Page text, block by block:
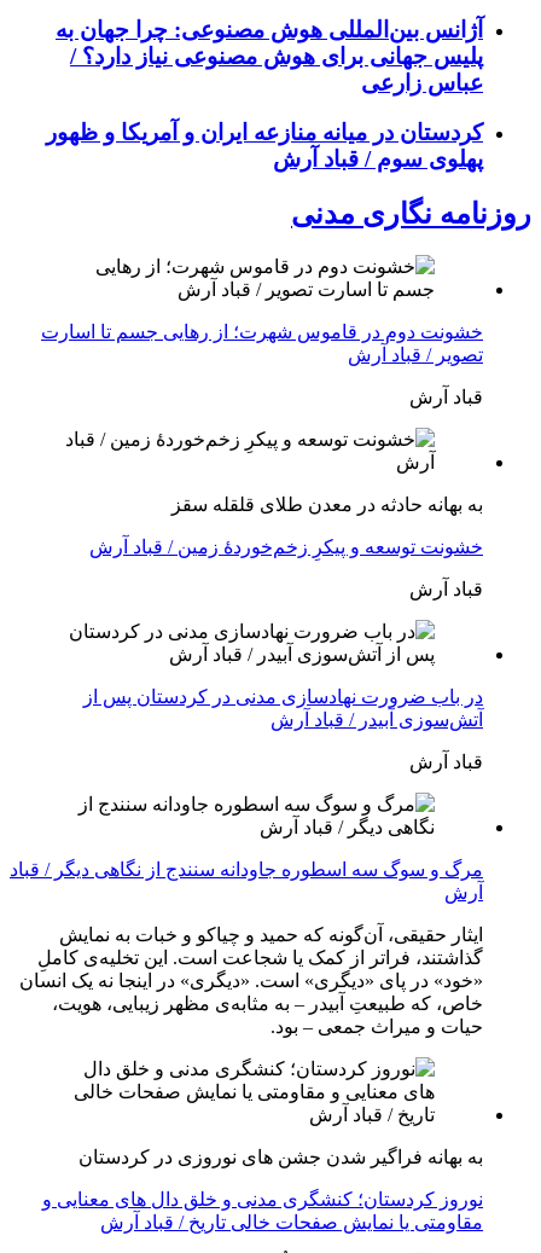
آژانس بین‌المللی هوش مصنوعی: چرا جهان به
پلیس جهانی برای هوش مصنوعی نیاز دارد؟ /
عباس زارعی
کردستان در میانه منازعە ایران و آمریکا و ظهور
پهلوی سوم / قباد آرش
روزنامه نگاری مدنی
خشونت دوم در قاموس شهرت؛ از رهایی جسم تا اسارت
تصویر / قباد آرش
قباد آرش
بە بهانه حادثە در معدن طلای قلقله سقز
خشونت توسعه و پیکرِ زخم‌خوردهٔ زمین / قباد آرش
قباد آرش
در باب ضرورت نهادسازی مدنی در کردستان پس از
آتش‌سوزی آبیدر / قباد آرش
قباد آرش
مرگ و سوگ سه اسطوره جاودانه سنندج از نگاهی دیگر / قباد
آرش
ایثار حقیقی، آن‌گونه که حمید و چیاکو و خبات به نمایش
گذاشتند، فراتر از کمک یا شجاعت است. این تخلیه‌ی کاملِ
«خود» در پای «دیگری» است. «دیگری» در اینجا نه یک انسان
خاص، که طبیعتِ آبیدر – به مثابه‌ی مظهر زیبایی، هویت،
حیات و میراث جمعی – بود.
به بهانه فراگیر شدن جشن های نوروزی در کردستان
نوروز کردستان؛ کنشگری مدنی و خلق دال های معنایی و
مقاومتی یا نمایش صفحات خالی تاریخ / قباد آرش